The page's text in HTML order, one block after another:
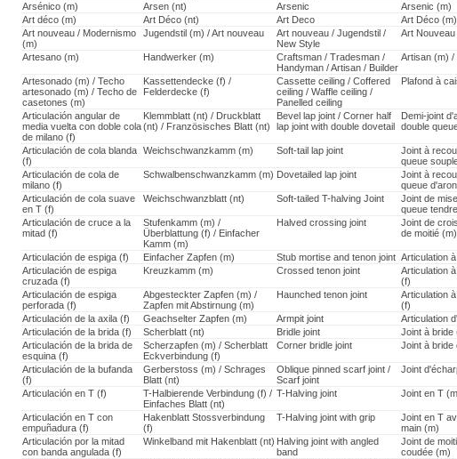
Arsénico (m)
Arsen (nt) Arsenic Arsenic (m)
Art déco (m)
Art Déco (nt) Art Deco Art Déco (m)
Art nouveau / Modernismo
(m)
Jugendstil (m) / Art nouveau
Art nouveau / Jugendstil /
New Style
Art Nouveau
Artesano (m) Handwerker (m)
Craftsman / Tradesman /
Handyman / Artisan / Builder
Artisan (m) /
Artesonado (m) / Techo
artesonado (m) / Techo de
casetones (m)
Kassettendecke (f) /
Felderdecke (f)
Cassette ceiling / Coffered
ceiling / Waffle ceiling /
Panelled ceiling
Plafond à
Articulación angular de
media vuelta con doble cola
de milano (f)
Klemmblatt (nt) / Druckblatt
(nt) / Französisches Blatt (nt)
Bevel lap joint / Corner half
lap joint with double dovetail
Demi-joint
double
Articulación de cola blanda
(f)
Weichschwanzkamm (m) Soft-tail lap joint
Joint à
queue
Articulación de cola de
milano (f)
Schwalbenschwanzkamm (m) Dovetailed lap joint
Joint à
queue
Articulación de cola suave
en T (f)
Weichschwanzblatt (nt) Soft-tailed T-halving Joint
Joint de
queue
Articulación de cruce a la
mitad (f)
Stufenkamm (m) /
Überblattung (f) / Einfacher
Kamm (m)
Halved crossing joint
Joint de
de moitié (m)
Articulación de espiga (f) Einfacher Zapfen (m) Stub mortise and tenon joint Articulation
Articulación de espiga
cruzada (f)
Kreuzkamm (m) Crossed tenon joint
Articulation
(f)
Articulación de espiga
perforada (f)
Abgesteckter Zapfen (m) /
Zapfen mit Abstirnung (m)
Haunched tenon joint
Articulation
(f)
Articulación de la axila (f) Geachselter Zapfen (m) Armpit joint Articulation
Articulación de la brida (f)
Scherblatt (nt) Bridle joint Joint à bride
Articulación de la brida de
esquina (f)
Scherzapfen (m) / Scherblatt
Eckverbindung (f)
Corner bridle joint Joint à bride
Articulación de la bufanda
(f)
Gerberstoss (m) / Schrages
Blatt (nt)
Oblique pinned scarf joint /
Scarf joint
Joint
Articulación en T (f)
T-Halbierende Verbindung (f) /
Einfaches Blatt (nt)
T-Halving joint Joint en T
Articulación en T con
empuñadura (f)
Hakenblatt Stossverbindung
(f)
T-Halving joint with grip
Joint en T
main (m)
Articulación por la mitad
con banda angulada (f)
Winkelband mit Hakenblatt (nt) Halving joint with angled
band
Joint de
coudée (m)